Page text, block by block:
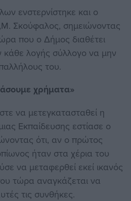
ενστερνίστηκε και ο
Σκούφαλος, σημειώνοντας
που ο Δήμος διαθέτει
κάθε λογής σύλλογο να μην
του.
χρήματα»
να μετεγκατασταθεί η
Εκπαίδευσης εστίασε ο
ότι, αν ο πρώτος
ήταν στα χέρια του
να μεταφερθεί εκεί ικανός
τώρα αναγκάζεται να
τις συνθήκες.